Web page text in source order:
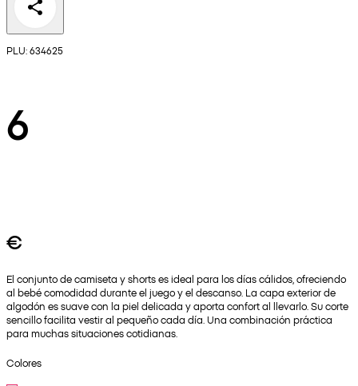
PLU: 634625
6
€
El conjunto de camiseta y shorts es ideal para los días cálidos, ofreciendo
al bebé comodidad durante el juego y el descanso. La capa exterior de
algodón es suave con la piel delicada y aporta confort al llevarlo. Su corte
sencillo facilita vestir al pequeño cada día. Una combinación práctica
para muchas situaciones cotidianas.
Colores